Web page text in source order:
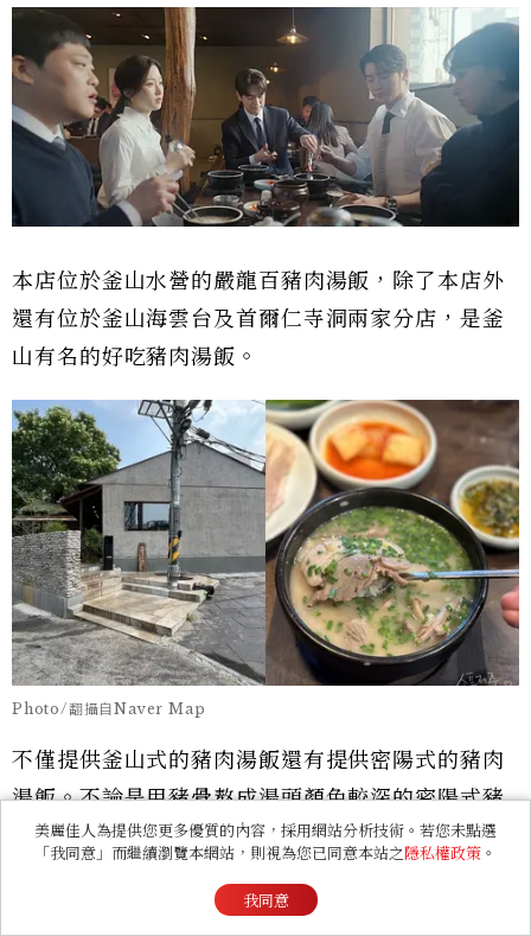
本店位於釜山水營的嚴龍百豬肉湯飯，除了本店外
還有位於釜山海雲台及首爾仁寺洞兩家分店，是釜
山有名的好吃豬肉湯飯。
Photo/翻攝自Naver Map
不僅提供釜山式的豬肉湯飯還有提供密陽式的豬肉
湯飯。不論是用豬骨熬成湯頭顏色較深的密陽式豬
肉湯飯，或是用豬肉熬成湯頭顏色較淡的釜山式豬
板」，想要品嚐道地的豬肉湯飯，這裡絕對是必去
美麗佳人為提供您更多優質的內容，採用網站分析技術。若您未點選
「我同意」而繼續瀏覽本網站，則視為您已同意本站之隱私權政策 。
我同意